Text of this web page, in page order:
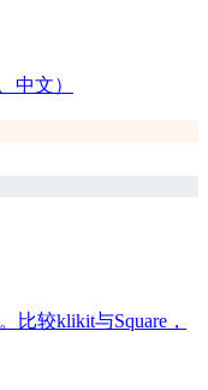
中文）
比较klikit与Square，